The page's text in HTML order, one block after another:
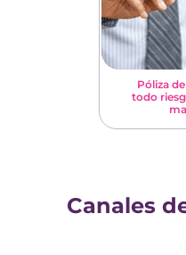
Póliza
todo
Canales